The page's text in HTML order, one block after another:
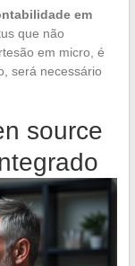
em
que não
em micro, é
será necessário
source